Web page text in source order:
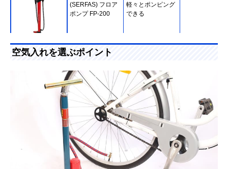
Amazonで見る
(SERFAS) フロア
ポンプ FP-200
軽々とポンピング
できる
(BRIDGESTONE)
モバイルポンプ
PM-GM06
うに使える携帯用
ポンプ
エマーソン
(Emerson) サイク
オ フットポンプ
シングル 踏みマッ
らくらく使える足
踏み式ポンプ
幅250×奥行90×
さ80mm
空気入れを選ぶポイント